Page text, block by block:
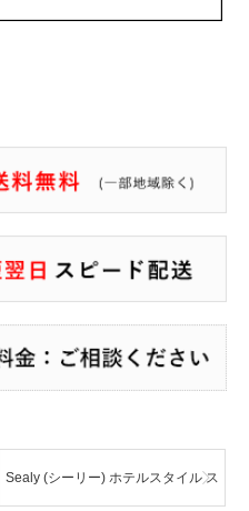
Sealy (シーリー) ホテルスタイル ス